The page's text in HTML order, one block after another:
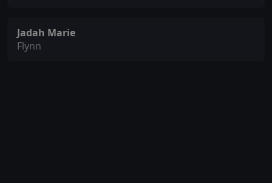
Jadah Marie
Flynn